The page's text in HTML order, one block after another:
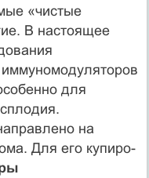
«чистые
В настоящее
для
на
Для его купиро-